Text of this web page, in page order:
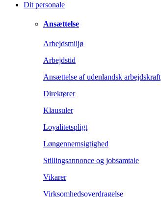
Dit personale
Ansættelse
Arbejdsmiljø
Arbejdstid
Ansættelse af udenlandsk arbejdskraft
Direktører
Klausuler
Loyalitetspligt
Løngennemsigtighed
Stillingsannonce og jobsamtale
Vikarer
Virksomhedsoverdragelse